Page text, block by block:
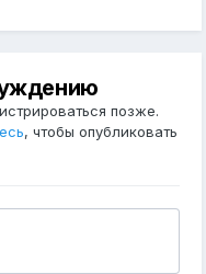
позже.
, чтобы опубликовать